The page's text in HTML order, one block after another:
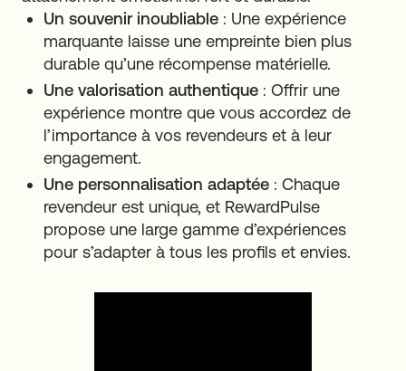
Un souvenir inoubliable : Une expérience
marquante laisse une empreinte bien plus
durable qu’une récompense matérielle.
Une valorisation authentique : Offrir une
expérience montre que vous accordez de
l’importance à vos revendeurs et à leur
engagement.
Une personnalisation adaptée : Chaque
revendeur est unique, et RewardPulse
propose une large gamme d’expériences
pour s’adapter à tous les profils et envies.